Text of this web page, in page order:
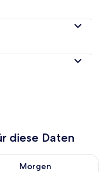
diese Daten
Aug. 9 - Aug.
Morgen
die Verfügbarkeit